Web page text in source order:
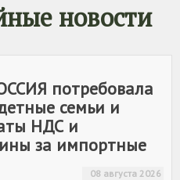
новости
потребовала
семьи и
НДС и
за импортные
08 августа 2026